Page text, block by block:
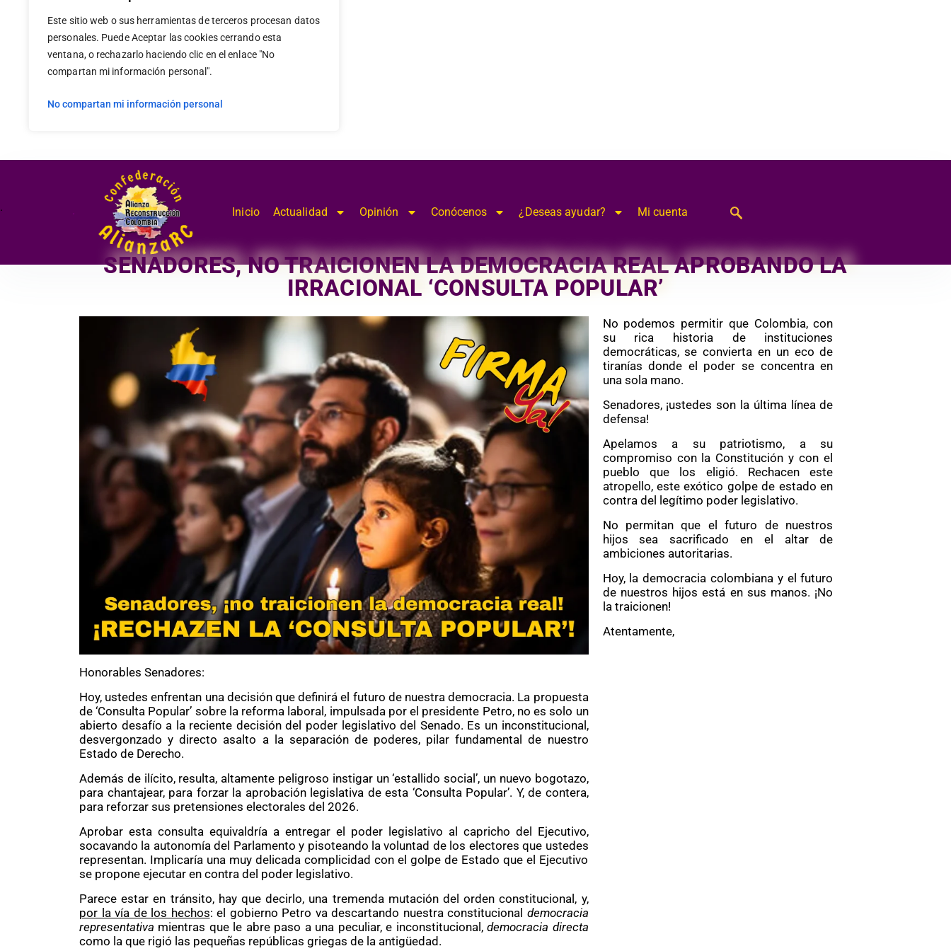
Este sitio web o sus herramientas de terceros procesan datos
personales. Puede Aceptar las cookies cerrando esta
ventana, o rechazarlo haciendo clic en el enlace "No
compartan mi información personal".
No compartan mi información personal
. Inicio Actualidad Opinión Conócenos ¿Deseas ayudar? Mi cuenta
SENADORES, NO TRAICIONEN LA DEMOCRACIA REAL APROBANDO LA
IRRACIONAL ‘CONSULTA POPULAR’
Honorables Senadores:
Hoy, ustedes enfrentan una decisión que definirá el futuro de nuestra democracia. La propuesta
de ‘Consulta Popular’ sobre la reforma laboral, impulsada por el presidente Petro, no es solo un
abierto desafío a la reciente decisión del poder legislativo del Senado. Es un inconstitucional,
desvergonzado y directo asalto a la separación de poderes, pilar fundamental de nuestro
Estado de Derecho.
Además de ilícito, resulta, altamente peligroso instigar un ‘estallido social’, un nuevo bogotazo,
para chantajear, para forzar la aprobación legislativa de esta ‘Consulta Popular’. Y, de contera,
para reforzar sus pretensiones electorales del 2026.
Aprobar esta consulta equivaldría a entregar el poder legislativo al capricho del Ejecutivo,
socavando la autonomía del Parlamento y pisoteando la voluntad de los electores que ustedes
representan. Implicaría una muy delicada complicidad con el golpe de Estado que el Ejecutivo
se propone ejecutar en contra del poder legislativo.
Parece estar en tránsito, hay que decirlo, una tremenda mutación del orden constitucional, y,
por la vía de los hechos: el gobierno Petro va descartando nuestra constitucional democracia
representativa mientras que le abre paso a una peculiar, e inconstitucional,democracia directa
como la que rigió las pequeñas repúblicas griegas de la antigüedad.
No podemos permitir que Colombia, con
su rica historia de instituciones
democráticas, se convierta en un eco de
tiranías donde el poder se concentra en
una sola mano.
Senadores, ¡ustedes son la última línea de
defensa!
Apelamos a su patriotismo, a su
compromiso con la Constitución y con el
pueblo que los eligió. Rechacen este
atropello, este exótico golpe de estado en
contra del legítimo poder legislativo.
No permitan que el futuro de nuestros
hijos sea sacrificado en el altar de
ambiciones autoritarias.
Hoy, la democracia colombiana y el futuro
de nuestros hijos está en sus manos. ¡No
la traicionen!
Atentamente,